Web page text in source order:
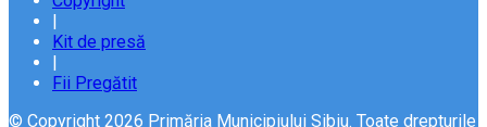
|
Kit de presă
|
Fii Pregătit
© Copyright 2026 Primăria Municipiului Sibiu. Toate drepturile